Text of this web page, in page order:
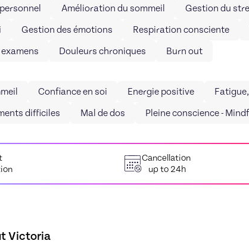
Amélioration du sommeil Gestion du
Gestion des émotions Respiration consciente
Douleurs chroniques Burn out
Confiance en soi Energie positive
difficiles
Mal de dos Pleine conscience -
Cancellation
up to 24h
Victoria